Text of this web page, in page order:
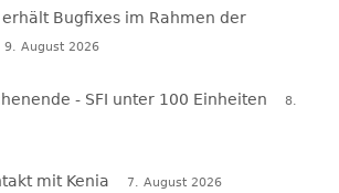
erhält Bugfixes im Rahmen der
9. August 2026
- SFI unter 100 Einheiten
8.
mit Kenia 7. August 2026